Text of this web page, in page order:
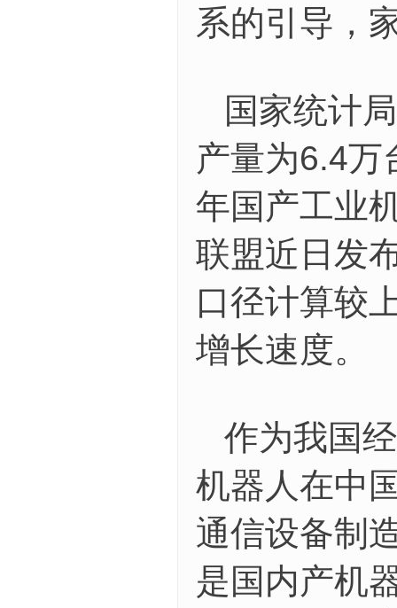
系的引导，
国家统计
产量为6.4万
年国产工业
联盟近日发
口径计算较
增长速度。
作为我国
机器人在中
通信设备制
是国内产机